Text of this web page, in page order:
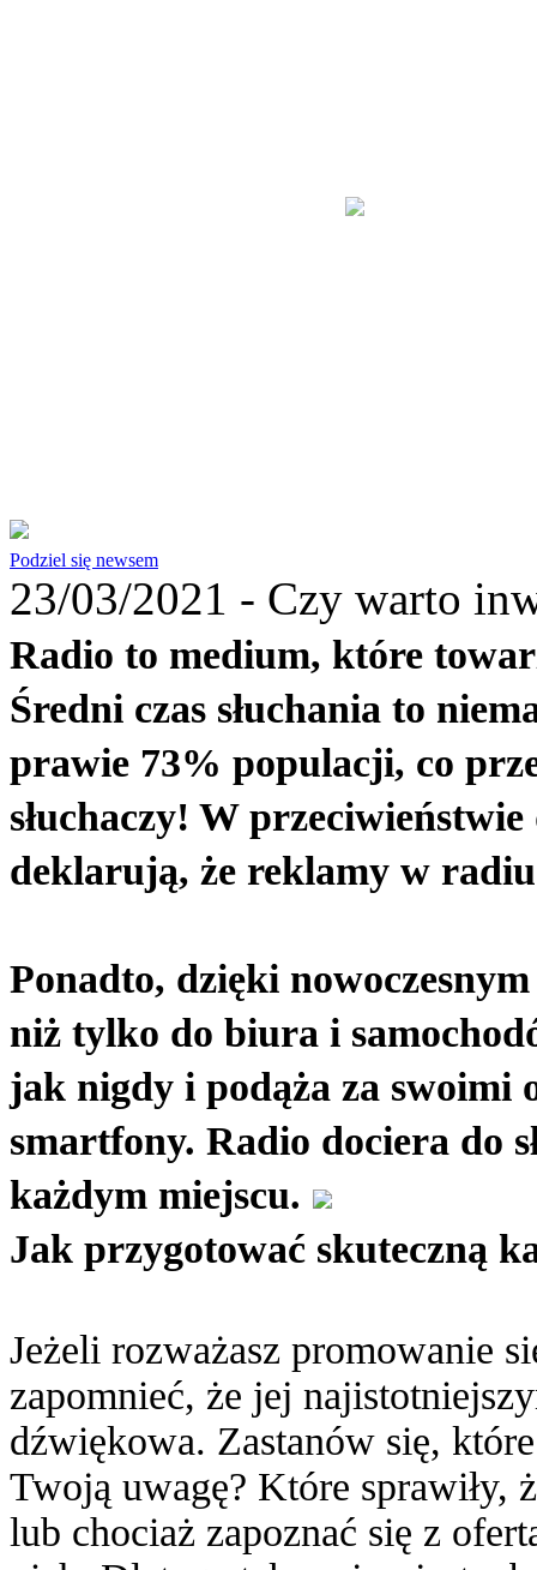
Podziel się newsem
23/03/2021 - Czy warto
Radio to medium, które
Średni czas słuchania to
prawie 73% populacji, co
słuchaczy! W
deklarują, że reklamy w
Ponadto, dzięki
niż tylko do biura i
jak nigdy i podąża za swoimi
smartfony. Radio dociera do
każdym miejscu.
Jak przygotować skuteczną
Jeżeli rozważasz promowanie
zapomnieć, że jej
dźwiękowa. Zastanów się,
Twoją uwagę? Które sprawiły,
lub chociaż zapoznać się z